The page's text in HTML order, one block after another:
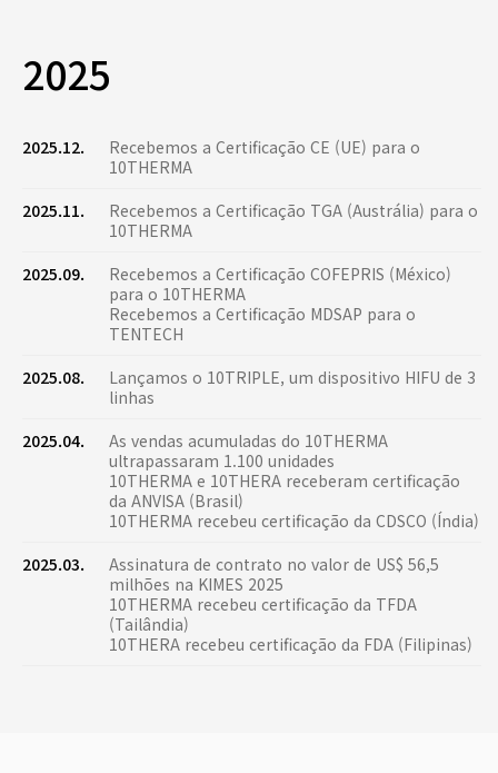
2025
2025.12.
Recebemos a Certificação CE (UE) para o
10THERMA
2025.11.
Recebemos a Certificação TGA (Austrália) para o
10THERMA
2025.09.
Recebemos a Certificação COFEPRIS (México)
para o 10THERMA
Recebemos a Certificação MDSAP para o
TENTECH
2025.08.
Lançamos o 10TRIPLE, um dispositivo HIFU de 3
linhas
2025.04.
As vendas acumuladas do 10THERMA
ultrapassaram 1.100 unidades
10THERMA e 10THERA receberam certificação
da ANVISA (Brasil)
10THERMA recebeu certificação da CDSCO (Índia)
2025.03.
Assinatura de contrato no valor de US$ 56,5
milhões na KIMES 2025
10THERMA recebeu certificação da TFDA
(Tailândia)
10THERA recebeu certificação da FDA (Filipinas)